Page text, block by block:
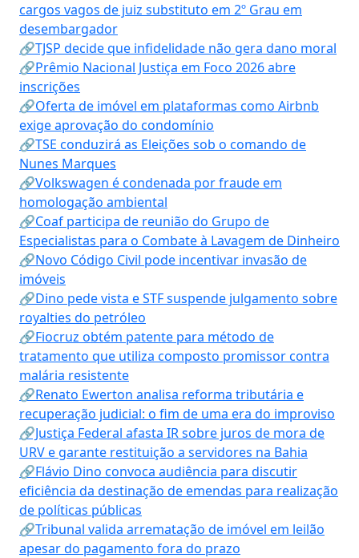
cargos vagos de juiz substituto em 2º Grau em
desembargador
🔗TJSP decide que infidelidade não gera dano moral
🔗Prêmio Nacional Justiça em Foco 2026 abre
inscrições
🔗Oferta de imóvel em plataformas como Airbnb
exige aprovação do condomínio
🔗TSE conduzirá as Eleições sob o comando de
Nunes Marques
🔗Volkswagen é condenada por fraude em
homologação ambiental
🔗Coaf participa de reunião do Grupo de
Especialistas para o Combate à Lavagem de Dinheiro
🔗Novo Código Civil pode incentivar invasão de
imóveis
🔗Dino pede vista e STF suspende julgamento sobre
royalties do petróleo
🔗Fiocruz obtém patente para método de
tratamento que utiliza composto promissor contra
malária resistente
🔗Renato Ewerton analisa reforma tributária e
recuperação judicial: o fim de uma era do improviso
🔗Justiça Federal afasta IR sobre juros de mora de
URV e garante restituição a servidores na Bahia
🔗Flávio Dino convoca audiência para discutir
eficiência da destinação de emendas para realização
de políticas públicas
🔗Tribunal valida arrematação de imóvel em leilão
apesar do pagamento fora do prazo